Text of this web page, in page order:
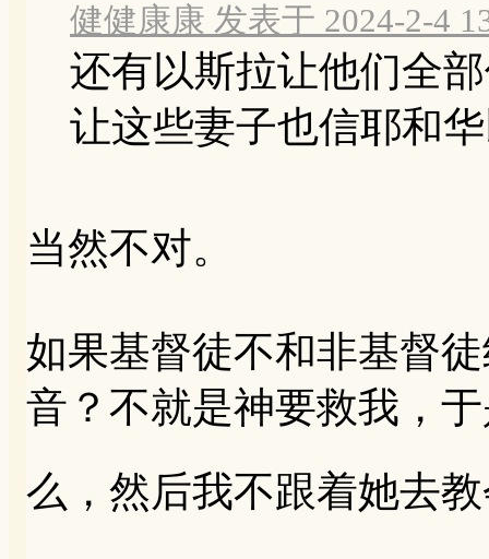
健健康康 发表于 2024-2-4
还有以斯拉让他们全
让这些妻子也信耶和
当然不对。
如果基督徒不和非基督
音？不就是神要救我，
么，然后我不跟着她去